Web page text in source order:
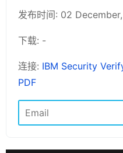
发布时间: 02
下载: -
连接: IBM Security
PDF